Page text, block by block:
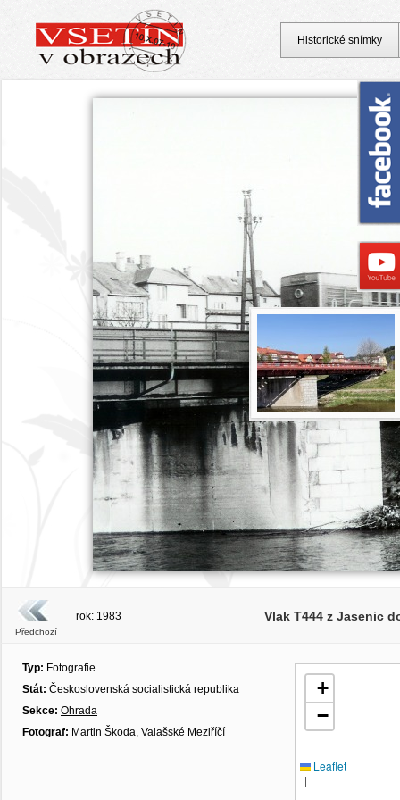
Předchozí
rok: 1983 Vlak T444 z Jasenic
Typ: Fotografie
Stát: Československá socialistická republika
Sekce: Ohrada
Fotograf: Martin Škoda, Valašské Meziříčí
+
−
Leaflet
|
Historické snímky